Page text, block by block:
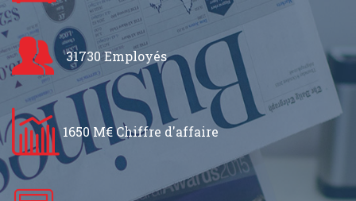
31730 Employés
1650 M€ Chiffre d'affaire